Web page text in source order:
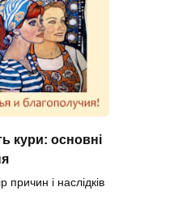
кури: основні
причин і наслідків